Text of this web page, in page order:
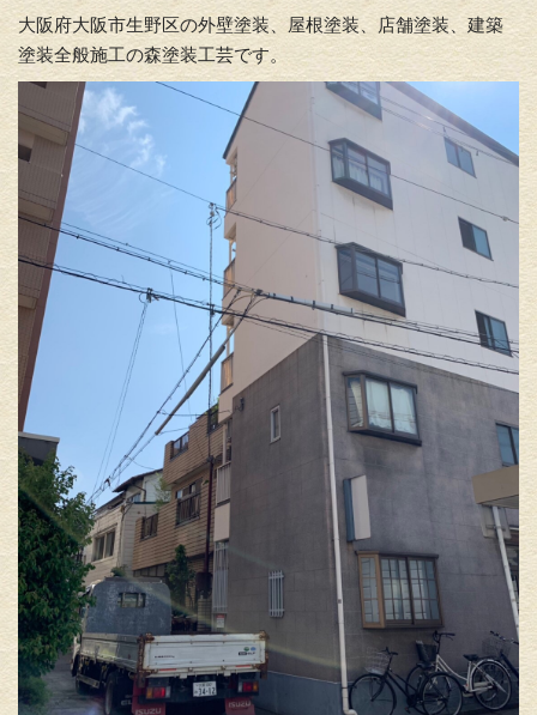
大阪府大阪市生野区の外壁塗装、屋根塗装、店舗塗装、建築
塗装全般施工の森塗装工芸です。